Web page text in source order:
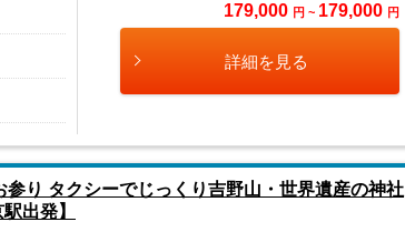
179,000 円 ~ 179,000 円
詳細を見る
り タクシーでじっくり吉野山・世界遺産の神社
出発】